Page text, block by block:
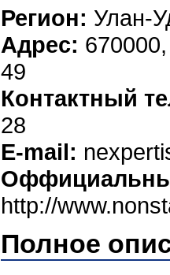
Регион: Улан-
Адрес:
49
Контактный
28
E-mail:
http://
Полное